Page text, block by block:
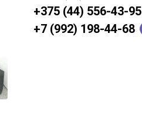
+375 (44) 556-43-95
+7 (992) 198-44-68